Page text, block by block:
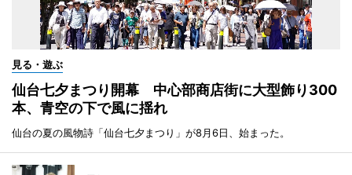
見る・遊ぶ
仙台七夕まつり開幕 中心部商店街に大型飾り300
本、青空の下で風に揺れ
仙台の夏の風物詩「仙台七夕まつり」が8月6日、始まった。